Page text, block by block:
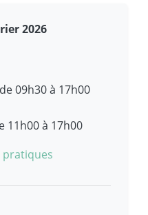
U
cuisine
2026
de 09h30 à 17h00
11h00 à 17h00